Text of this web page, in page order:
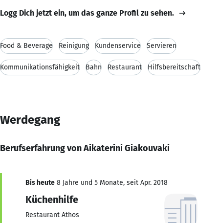
Logg Dich jetzt ein, um das ganze Profil zu sehen.
Food & Beverage Reinigung Kundenservice Servieren
Kommunikationsfähigkeit Bahn Restaurant Hilfsbereitschaft
Werdegang
Berufserfahrung von Aikaterini Giakouvaki
Bis heute 8 Jahre und 5 Monate, seit Apr. 2018
Küchenhilfe
Restaurant Athos